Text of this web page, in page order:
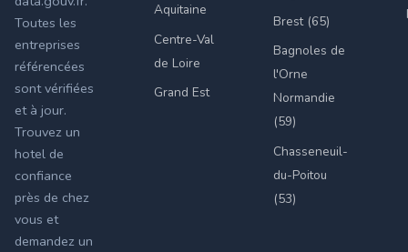
Toutes les
entreprises
référencées
sont vérifiées
et à jour.
Trouvez un
hotel de
confiance
près de chez
vous et
demandez un
Aquitaine
Centre-Val
de Loire
Grand Est
Brest (65)
Bagnoles de
l'Orne
Normandie
(59)
Chasseneuil-
du-Poitou
(53)